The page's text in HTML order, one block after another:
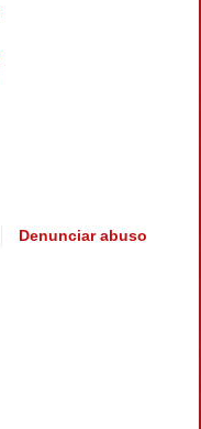
Denunciar abuso